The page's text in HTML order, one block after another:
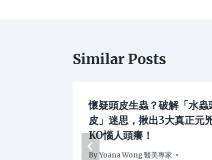
Similar Posts
懷疑頭皮生蟲？破解「水蟲
皮」迷思，揪出3大真正元
KO惱人頭癢！
ByYoana Wong 醫美專家